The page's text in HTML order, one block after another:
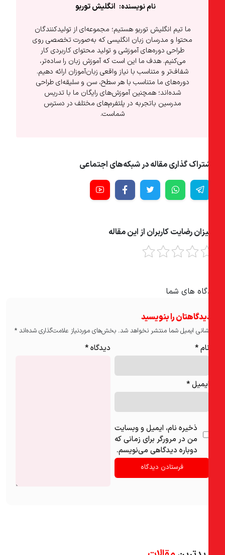
انگلیش‌ توربو
ما تیم انگلیش توربو هستیم؛ مجموعه‌ای از تولیدکنندگان
محتوا و مدرسان زبان انگلیسی که به‌صورت تخصصی روی
طراحی دوره‌های آموزشی و تولید محتوای کاربردی کار
می‌کنیم. هدف ما این است که آموزش زبان را ساده‌تر،
شفاف‌تر و متناسب با نیاز واقعی زبان‌آموزان ارائه دهیم.
دوره‌های ما متناسب با هر سطح، سن و سلیقه‌ای طراحی
شده‌اند؛ همچنین آموزش‌های رایگان ما با تدریس
مدرسین باتجربه در پلتفرم‌های مختلف در دسترس
شماست.
گذاری مقاله در شبکه‌های اجتماعی
رضایت کاربران از این مقاله
های شما
را بنویسید
ایمیل شما منتشر نخواهد شد. بخش‌های موردنیاز علامت‌گذاری شده‌اند*
دیدگاه*
*
ذخیره نام، ایمیل و وبسایت
من در مرورگر برای زمانی که
دوباره دیدگاهی می‌نویسم.